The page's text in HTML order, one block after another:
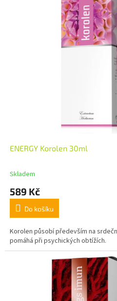
ENERGY Korolen 30ml
Skladem
589 Kč
Do košíku
Korolen působí především na
pomáhá při psychických obtížích.